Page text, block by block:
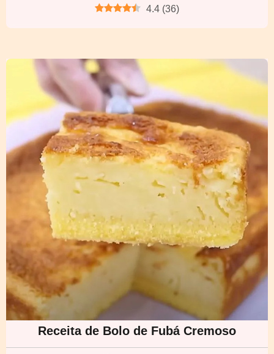
4.4 (36)
Receita de Bolo de Fubá Cremoso